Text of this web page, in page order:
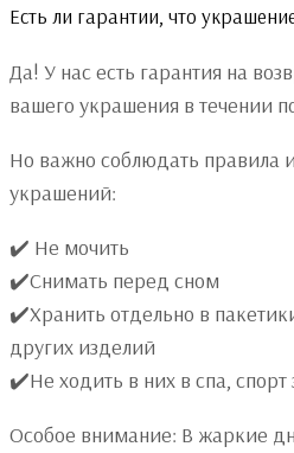
Есть ли гарантии, что
Да! У нас есть гарантия на
вашего украшения в течении
Но важно соблюдать правила
украшений:
✔️ Не мочить
✔️Снимать перед сном
✔️Хранить отдельно в
других изделий
✔️Не ходить в них в спа, спорт
Особое внимание: В жаркие